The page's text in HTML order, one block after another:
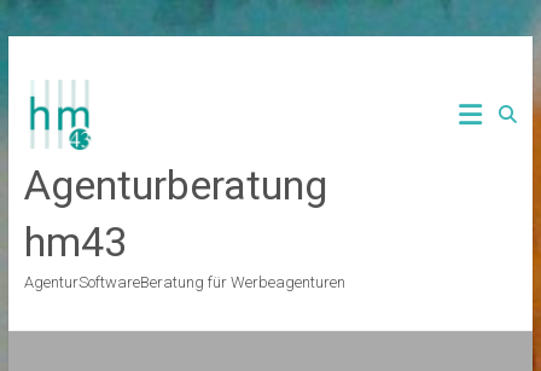
Inhalt
springen
Agenturberatung
hm43
AgenturSoftwareBeratung für Werbeagenturen